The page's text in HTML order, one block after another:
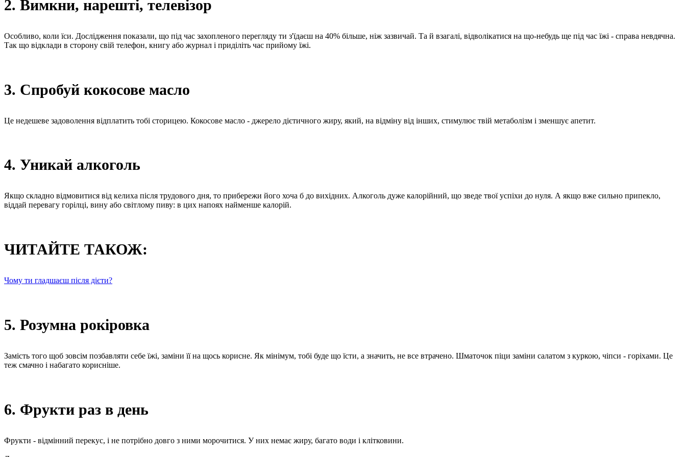
2. Вимкни, нарешті, телевізор
Особливо, коли їси. Дослідження показали, що під час захопленого перегляду ти з'їдаєш на 40% більше, ніж зазвичай. Та й взагалі, відволікатися на що-небудь ще під час їжі - справа невдячна.
Так що відклади в сторону свій телефон, книгу або журнал і приділіть час прийому їжі.
3. Спробуй кокосове масло
Це недешеве задоволення відплатить тобі сторицею. Кокосове масло - джерело дієтичного жиру, який, на відміну від інших, стимулює твій метаболізм і зменшує апетит.
4. Уникай алкоголь
Якщо складно відмовитися від келиха після трудового дня, то прибережи його хоча б до вихідних. Алкоголь дуже калорійний, що зведе твої успіхи до нуля. А якщо вже сильно припекло,
віддай перевагу горілці, вину або світлому пиву: в цих напоях найменше калорій.
ЧИТАЙТЕ ТАКОЖ:
Чому ти гладшаєш після дієти?
5. Розумна рокіровка
Замість того щоб зовсім позбавляти себе їжі, заміни її на щось корисне. Як мінімум, тобі буде що їсти, а значить, не все втрачено. Шматочок піци заміни салатом з куркою, чіпси - горіхами. Це
теж смачно і набагато корисніше.
6. Фрукти раз в день
Фрукти - відмінний перекус, і не потрібно довго з ними морочитися. У них немає жиру, багато води і клітковини.